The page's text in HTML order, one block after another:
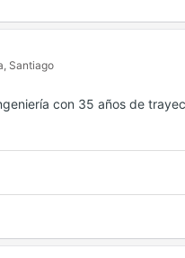
Santiago
con 35 años de